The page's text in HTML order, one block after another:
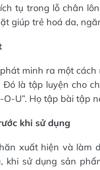
tụ trong lỗ chân
giúp trẻ hoá da,
minh ra một
là tập luyện cho
O-U”. Họ tập bài tập
khi sử dụng
xuất hiện và làm
khi sử dụng sản